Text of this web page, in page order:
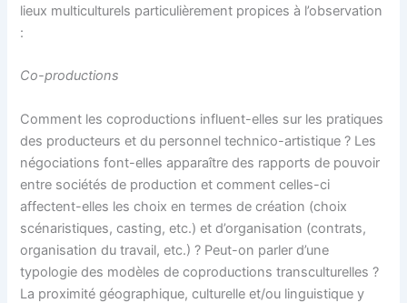
lieux multiculturels particulièrement propices à l’observation
:
Co-productions
Comment les coproductions influent-elles sur les pratiques
des producteurs et du personnel technico-artistique ? Les
négociations font-elles apparaître des rapports de pouvoir
entre sociétés de production et comment celles-ci
affectent-elles les choix en termes de création (choix
scénaristiques, casting, etc.) et d’organisation (contrats,
organisation du travail, etc.) ? Peut-on parler d’une
typologie des modèles de coproductions transculturelles ?
La proximité géographique, culturelle et/ou linguistique y